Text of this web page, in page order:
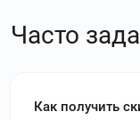
Fashion Factory
10000₽
Часто
Как получить